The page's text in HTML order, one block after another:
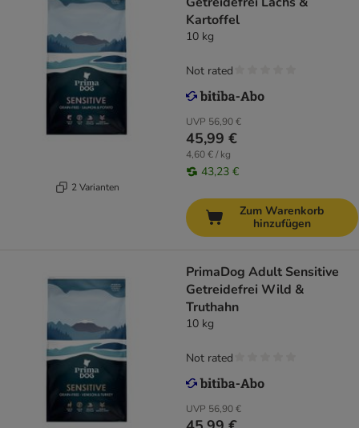
2 Varianten
Kartoffel
10 kg
UVP 56,90 €
45,99 €
4,60 € / kg
43,23 €
Not rated
Zum Warenkorb
hinzufügen
PrimaDog Adult Sensitive
Getreidefrei Wild &
Truthahn
10 kg
UVP 56,90 €
Not rated